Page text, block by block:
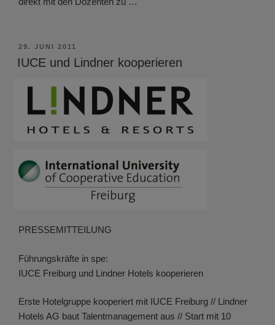
VERÖFFENTLICHT
AM
29. JUNI 2011
IUCE und Lindner kooperieren
PRESSEMITTEILUNG
Führungskräfte in spe:
IUCE Freiburg und Lindner Hotels kooperieren
Erste Hotelgruppe kooperiert mit IUCE Freiburg // Lindner
Hotels AG baut Talentmanagement aus // Start mit 10